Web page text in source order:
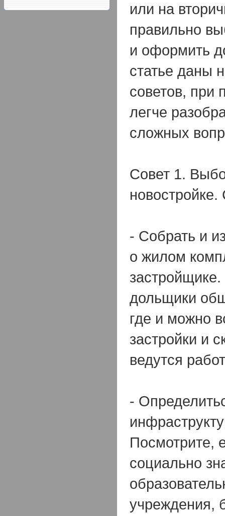
или на
правильно
и оформить
статье даны
советов, при
легче
сложных
Совет 1.
новостройке.
- Собрать и
о жилом
дольщики
где и можно
застройки и
ведутся
-
Посмотрите,
социально
учреждения,